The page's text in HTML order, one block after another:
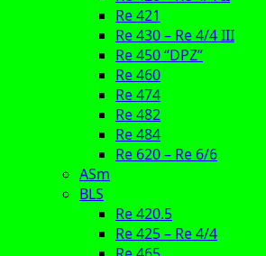
Re 421
Re 430 – Re 4/4 III
Re 450 “DPZ”
Re 460
Re 474
Re 482
Re 484
Re 620 – Re 6/6
ASm
BLS
Re 420.5
Re 425 – Re 4/4